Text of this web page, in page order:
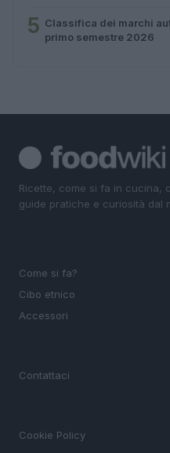
5 Classifica dei marchi
primo semestre 2026
Ricette, come si fa in cucina,
guide pratiche e curiosità dal
Come si fa?
Cibo etnico
Accessori
Contattaci
Cookie Policy